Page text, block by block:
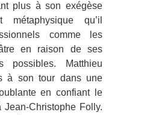
plus à son exégèse
métaphysique qu’il
comme les
en raison de ses
possibles. Matthieu
à son tour dans une
en confiant le
Christophe Folly.